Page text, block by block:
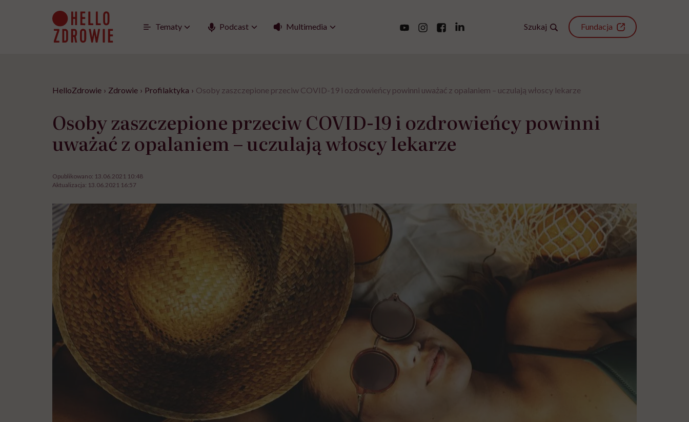
Tematy Podcast Multimedia Szukaj Fundacja
HelloZdrowie › Zdrowie › Profilaktyka › Osoby zaszczepione przeciw COVID-19 i ozdrowieńcy powinni uważać z opalaniem – uczulają włoscy lekarze
Osoby zaszczepione przeciw COVID-19 i ozdrowieńcy powinni
uważać z opalaniem – uczulają włoscy lekarze
Opublikowano: 13.06.2021 10:48
Aktualizacja: 13.06.2021 16:57